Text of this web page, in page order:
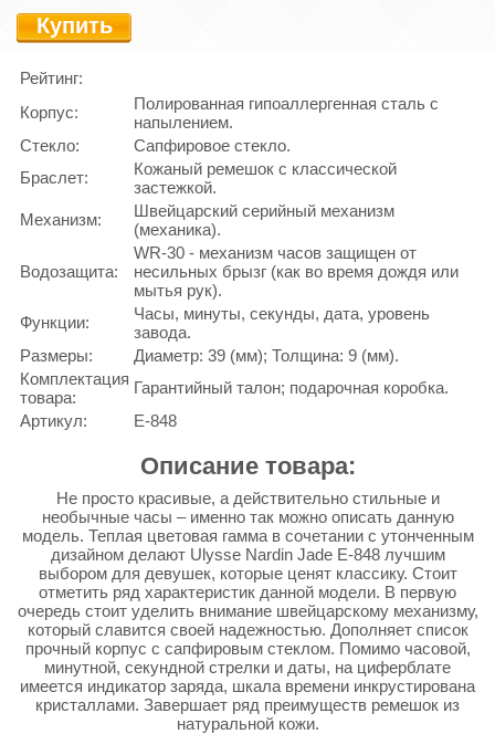
Купить
Рейтинг:
Корпус:
Полированная гипоаллергенная сталь с
напылением.
Стекло:
Сапфировое стекло.
Браслет:
Кожаный ремешок с классической
застежкой.
Механизм:
Швейцарский серийный механизм
(механика).
Водозащита:
WR-30 - механизм часов защищен от
несильных брызг (как во время дождя или
мытья рук).
Функции:
Часы, минуты, секунды, дата, уровень
завода.
Размеры:
Диаметр: 39 (мм); Толщина: 9 (мм).
Комплектация
товара:
Гарантийный талон; подарочная коробка.
Артикул:
E-848
Описание товара:
Не просто красивые, а действительно стильные и
необычные часы – именно так можно описать данную
модель. Теплая цветовая гамма в сочетании с утонченным
дизайном делают Ulysse Nardin Jade E-848 лучшим
выбором для девушек, которые ценят классику. Стоит
отметить ряд характеристик данной модели. В первую
очередь стоит уделить внимание швейцарскому механизму,
который славится своей надежностью. Дополняет список
прочный корпус с сапфировым стеклом. Помимо часовой,
минутной, секундной стрелки и даты, на циферблате
имеется индикатор заряда, шкала времени инкрустирована
кристаллами. Завершает ряд преимуществ ремешок из
натуральной кожи.